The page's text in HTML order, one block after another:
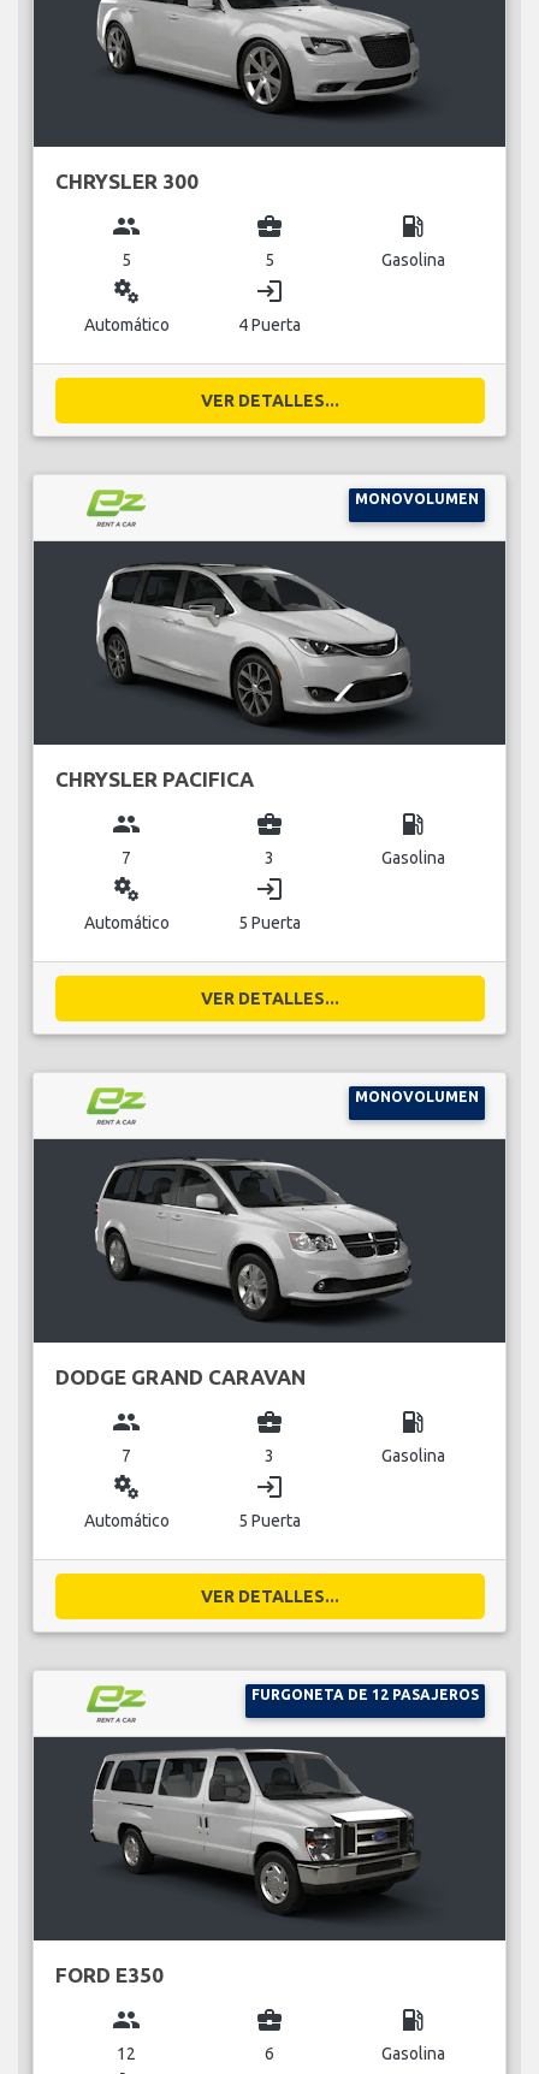
CHRYSLER 300
group
5
business_center
5
local_gas_station
Gasolina
miscellaneous_services
Automático
login
4 Puerta
VER DETALLES...
MONOVOLUMEN
CHRYSLER PACIFICA
group
7
business_center
3
local_gas_station
Gasolina
miscellaneous_services
Automático
login
5 Puerta
VER DETALLES...
MONOVOLUMEN
DODGE GRAND CARAVAN
group
7
business_center
3
local_gas_station
Gasolina
miscellaneous_services
Automático
login
5 Puerta
VER DETALLES...
FURGONETA DE 12 PASAJEROS
FORD E350
group
12
business_center
6
local_gas_station
Gasolina